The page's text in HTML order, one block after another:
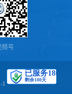
频号
1